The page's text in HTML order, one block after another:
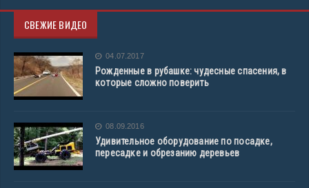
СВЕЖИЕ ВИДЕО
04.07.2017
Рожденные в рубашке: чудесные спасения, в
которые сложно поверить
08.09.2016
Удивительное оборудование по посадке,
пересадке и обрезанию деревьев